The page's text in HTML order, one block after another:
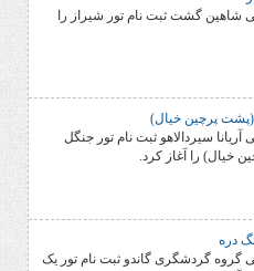
تور شیراز را
نام تور جنگل
ثبت نام تور یک